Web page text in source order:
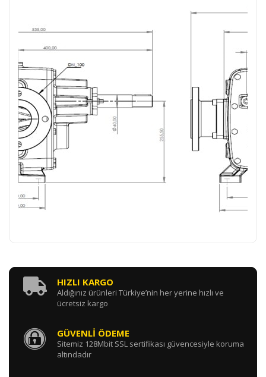
HIZLI KARGO
Aldığınız ürünleri Türkiye’nin her yerine hızlı ve
ücretsiz kargo
GÜVENLİ ÖDEME
Sitemiz 128Mbit SSL sertifikası güvencesiyle koruma
altındadır